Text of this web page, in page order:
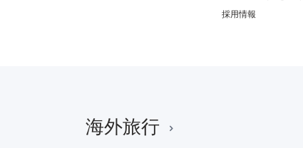
採用情報
海外旅行